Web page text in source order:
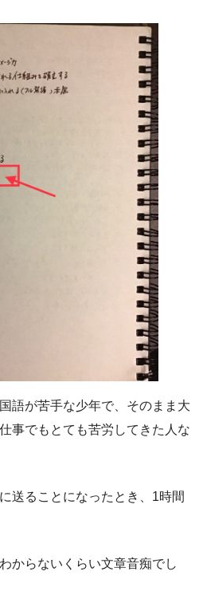
語が苦手な少年で、そのまま大
事でもとても苦労してきた人な
送ることになったとき、1時間
からないくらい文章音痴でし